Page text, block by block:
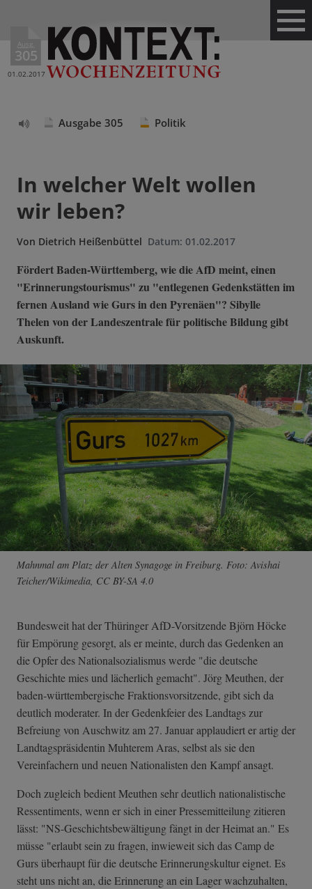
Ausg.
305
01.02.2017
Ausgabe 305 Politik
In welcher Welt wollen
wir leben?
Von Dietrich Heißenbüttel Datum: 01.02.2017
Fördert Baden-Württemberg, wie die AfD meint, einen
"Erinnerungstourismus" zu "entlegenen Gedenkstätten im
fernen Ausland wie Gurs in den Pyrenäen"? Sibylle
Thelen von der Landeszentrale für politische Bildung gibt
Auskunft.
Mahnmal am Platz der Alten Synagoge in Freiburg. Foto: Avishai
Teicher/Wikimedia, CC BY-SA 4.0
Bundesweit hat der Thüringer AfD-Vorsitzende Björn Höcke
für Empörung gesorgt, als er meinte, durch das Gedenken an
die Opfer des Nationalsozialismus werde "die deutsche
Geschichte mies und lächerlich gemacht". Jörg Meuthen, der
baden-württembergische Fraktionsvorsitzende, gibt sich da
deutlich moderater. In der Gedenkfeier des Landtags zur
Befreiung von Auschwitz am 27. Januar applaudiert er artig der
Landtagspräsidentin Muhterem Aras, selbst als sie den
Vereinfachern und neuen Nationalisten den Kampf ansagt.
Doch zugleich bedient Meuthen sehr deutlich nationalistische
Ressentiments, wenn er sich in einer Pressemitteilung zitieren
lässt: "NS-Geschichtsbewältigung fängt in der Heimat an." Es
müsse "erlaubt sein zu fragen, inwieweit sich das Camp de
Gurs überhaupt für die deutsche Erinnerungskultur eignet. Es
steht uns nicht an, die Erinnerung an ein Lager wachzuhalten,